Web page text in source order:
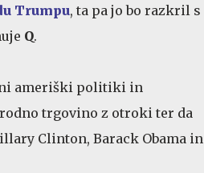
Trumpu, ta pa jo bo razkril s
Q.
ameriški politiki in
trgovino z otroki ter da
Clinton, Barack Obama in